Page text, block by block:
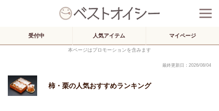
受付中 人気アイテム マイページ
本ページはプロモーションを含みます
最終更新日：2026/08/04
柿・栗の人気おすすめランキング